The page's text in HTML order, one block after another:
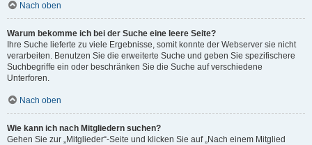
Nach oben
Warum bekomme ich bei der Suche eine leere Seite?
Ihre Suche lieferte zu viele Ergebnisse, somit konnte der Webserver sie nicht
verarbeiten. Benutzen Sie die erweiterte Suche und geben Sie spezifischere
Suchbegriffe ein oder beschränken Sie die Suche auf verschiedene
Unterforen.
Nach oben
Wie kann ich nach Mitgliedern suchen?
Gehen Sie zur „Mitglieder“-Seite und klicken Sie auf „Nach einem Mitglied